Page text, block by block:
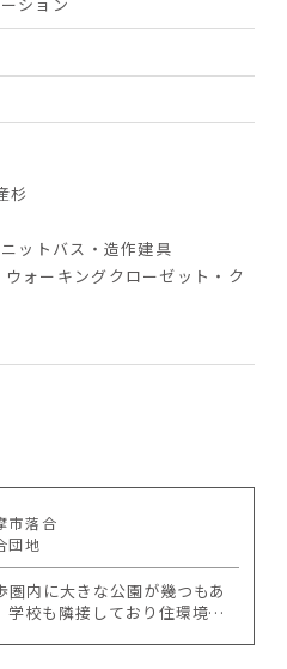
杉
ットバス・造作建具
ォーキングクローゼット・ク
市落合
団地
圏内に大きな公園が幾つもあ
学校も隣接しており住環境に